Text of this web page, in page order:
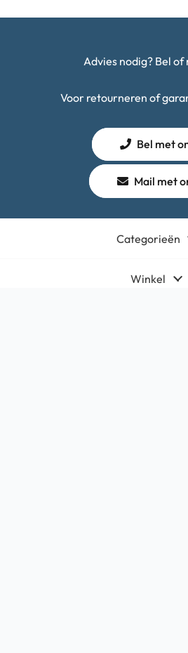
Advies nodig? Bel of
Voor retourneren of
Bel met
Mail met
Categorieën
Winkel